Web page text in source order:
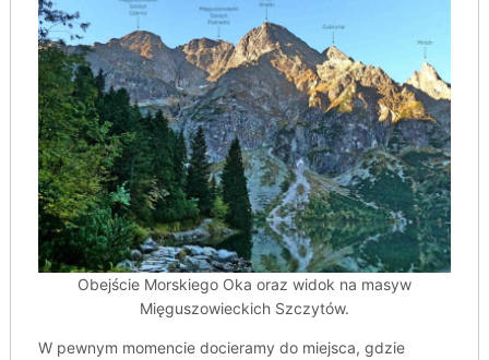
Obejście Morskiego Oka oraz widok na masyw
Mięguszowieckich Szczytów.
W pewnym momencie docieramy do miejsca, gdzie